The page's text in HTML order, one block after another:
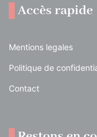
Accès rapide
Mentions legales
Politique de
Contact